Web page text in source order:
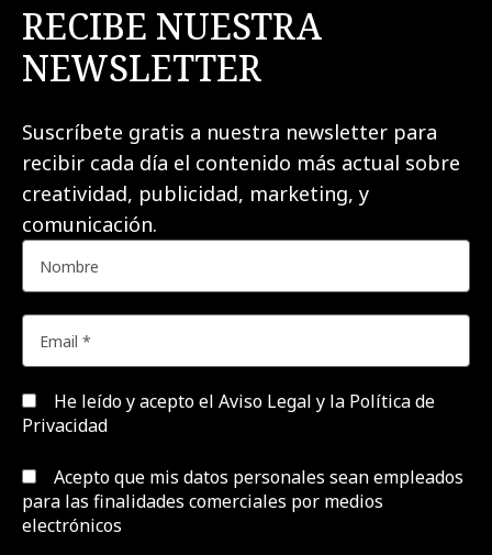
RECIBE NUESTRA
NEWSLETTER
Suscríbete gratis a nuestra newsletter para
recibir cada día el contenido más actual sobre
creatividad, publicidad, marketing, y
comunicación.
He leído y acepto el Aviso Legal y la Política de
Privacidad
Acepto que mis datos personales sean empleados
para las finalidades comerciales por medios
electrónicos